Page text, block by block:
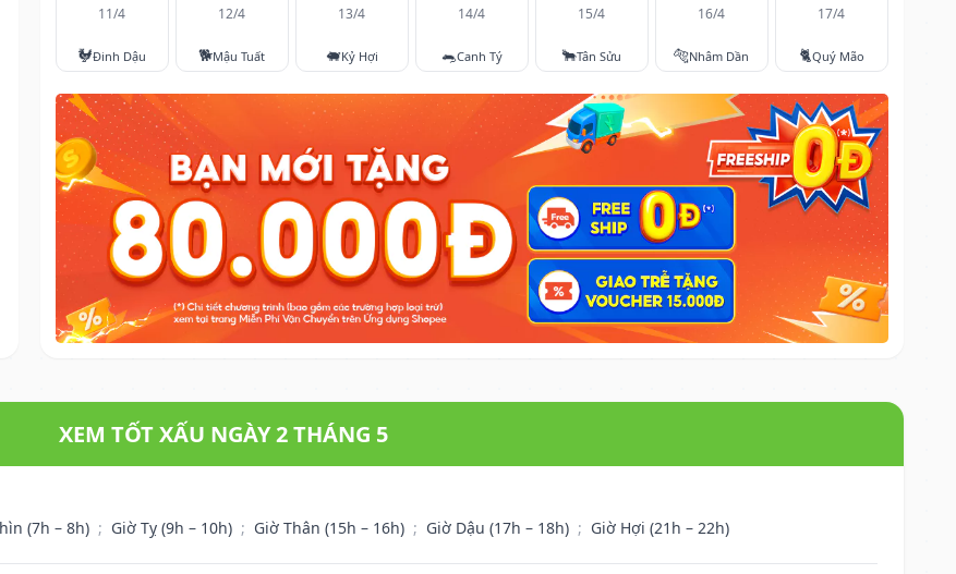
11/4
🐓Đinh Dậu
12/4
🐕Mậu Tuất
13/4
🐖Kỷ Hợi
14/4
🐀Canh Tý
15/4
🐂Tân Sửu
16/4
🐅Nhâm Dần
17/4
🐈Quý Mão
XEM TỐT XẤU NGÀY 2 THÁNG 5
(7h – 8h) ; Giờ Tỵ (9h – 10h) ; Giờ Thân (15h – 16h) ; Giờ Dậu (17h – 18h) ; Giờ Hợi (21h – 22h)